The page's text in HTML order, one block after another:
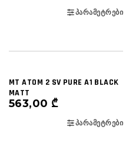
ᲞᲐᲠᲐᲛᲔᲢᲠᲔᲑᲘ
MT ATOM 2 SV PURE A1 BLACK
MATT
563,00 ₾
ᲞᲐᲠᲐᲛᲔᲢᲠᲔᲑᲘ